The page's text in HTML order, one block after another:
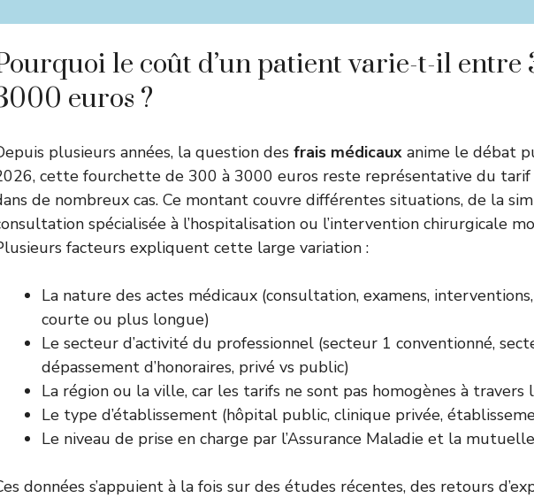
le coût d’un patient varie-t-il entre
euros ?
plusieurs années, la question des frais médicaux anime le débat
cette fourchette de 300 à 3000 euros reste représentative du
de nombreux cas. Ce montant couvre différentes situations, de la
spécialisée à l’hospitalisation ou l’intervention chirurgicale
facteurs expliquent cette large variation :
La nature des actes médicaux (consultation, examens,
courte ou plus longue)
Le secteur d’activité du professionnel (secteur 1 conventionné,
dépassement d’honoraires, privé vs public)
La région ou la ville, car les tarifs ne sont pas homogènes à travers
Le type d’établissement (hôpital public, clinique privée,
Le niveau de prise en charge par l’Assurance Maladie et la
données s’appuient à la fois sur des études récentes, des retours